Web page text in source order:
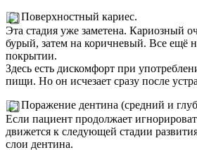
Поверхностный кариес.
Эта стадия уже заметена. Кариозный
бурый, затем на коричневый. Все ещё
покрытии.
Здесь есть дискомфорт при
пищи. Но он исчезает сразу после
Поражение дентина (средний и
Если пациент продолжает
движется к следующей стадии
слои дентина.